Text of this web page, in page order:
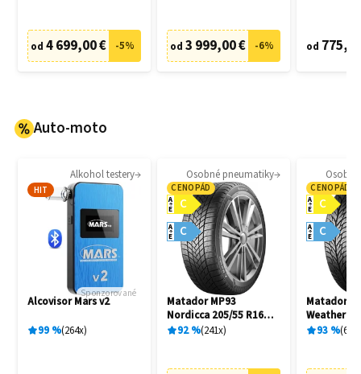
od 4 699,00 € -5% od 3 999,00 € -6% od
Auto-moto
Alkohol testery
HIT
Sponzorované
Alcovisor Mars v2
99% 264x
Osobné pneumatiky
CENOPÁD
C
A
E
C
A
E
Matador MP93
Nordicca 205/55 R16
91H
92% 241x
CENOPÁD
C
A
E
C
A
E
Matador
Weather
R16 91H
93% 69